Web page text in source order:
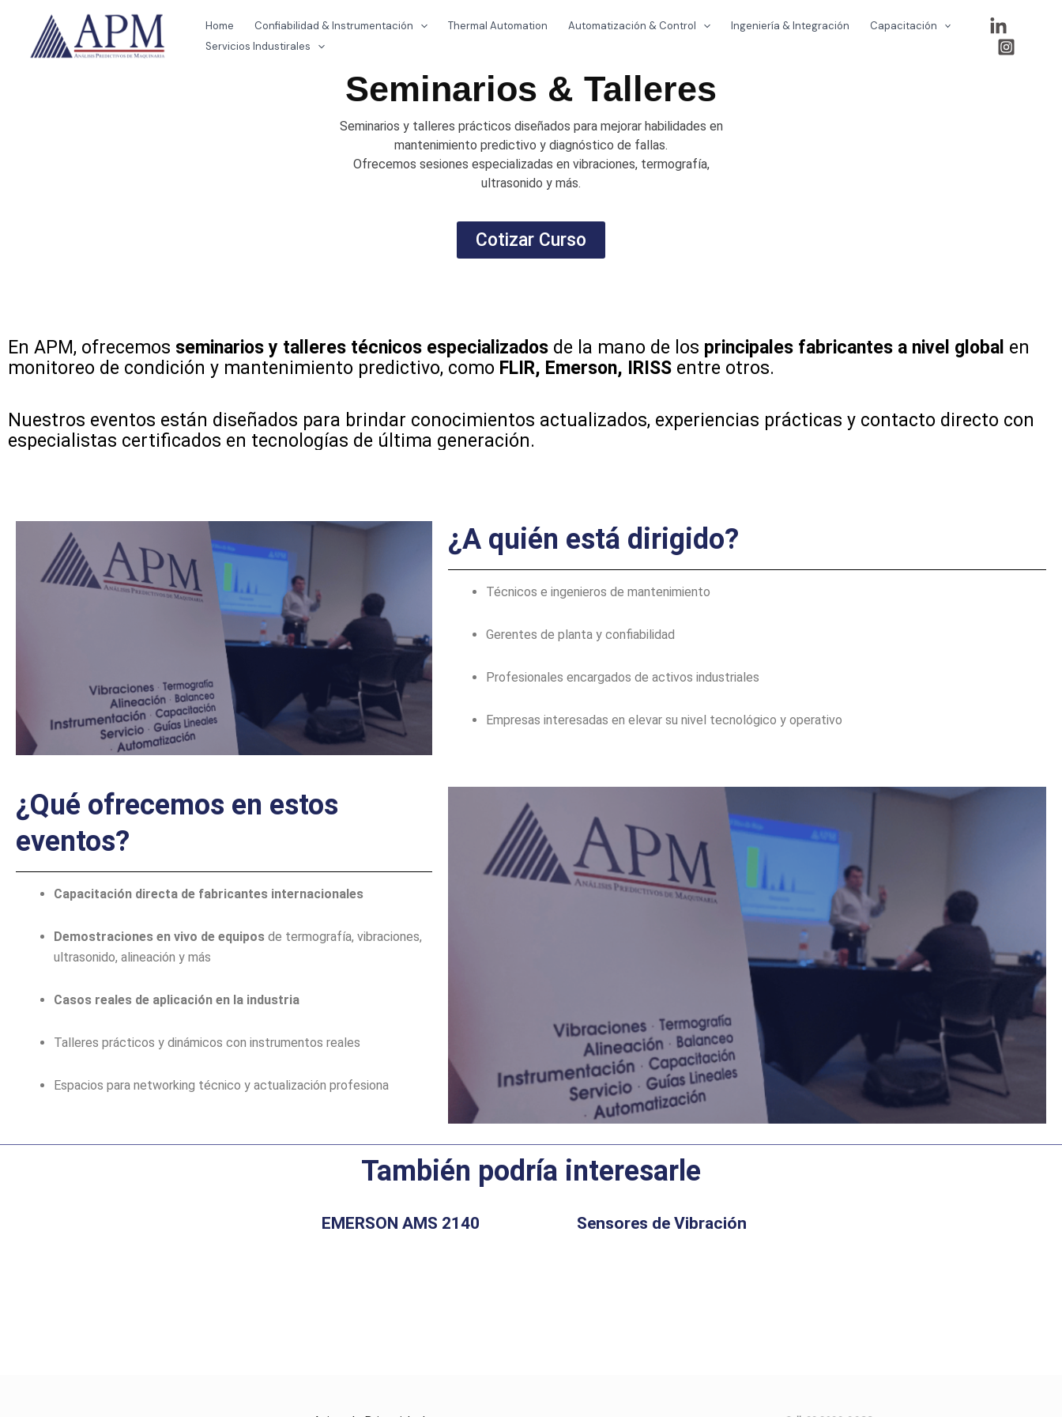
contenido
Home Confiabilidad & Instrumentación Thermal Automation Automatización & Control Ingeniería & Integración
Capacitación
Servicios Industirales
Seminarios & Talleres
Seminarios y talleres prácticos diseñados para mejorar habilidades en
mantenimiento predictivo y diagnóstico de fallas.
Ofrecemos sesiones especializadas en vibraciones, termografía,
ultrasonido y más.
Cotizar Curso
En APM, ofrecemos seminarios y talleres técnicos especializados de la mano de los principales fabricantes a nivel global en
monitoreo de condición y mantenimiento predictivo, como FLIR, Emerson, IRISS entre otros.
Nuestros eventos están diseñados para brindar conocimientos actualizados, experiencias prácticas y contacto directo con
especialistas certificados en tecnologías de última generación.
¿A quién está dirigido?
Técnicos e ingenieros de mantenimiento
Gerentes de planta y confiabilidad
Profesionales encargados de activos industriales
Empresas interesadas en elevar su nivel tecnológico y operativo
¿Qué ofrecemos en estos
eventos?
Capacitación directa de fabricantes internacionales
Demostraciones en vivo de equipos de termografía, vibraciones,
ultrasonido, alineación y más
Casos reales de aplicación en la industria
Talleres prácticos y dinámicos con instrumentos reales
Espacios para networking técnico y actualización profesiona
También podría interesarle
EMERSON AMS 2140 Sensores de Vibración